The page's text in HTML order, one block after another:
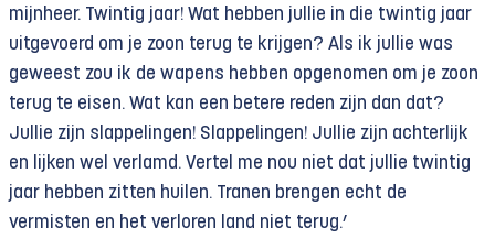
mijnheer. Twintig jaar! Wat hebben jullie in die twintig jaar
uitgevoerd om je zoon terug te krijgen? Als ik jullie was
geweest zou ik de wapens hebben opgenomen om je zoon
terug te eisen. Wat kan een betere reden zijn dan dat?
Jullie zijn slappelingen! Slappelingen! Jullie zijn achterlijk
en lijken wel verlamd. Vertel me nou niet dat jullie twintig
jaar hebben zitten huilen. Tranen brengen echt de
vermisten en het verloren land niet terug.’